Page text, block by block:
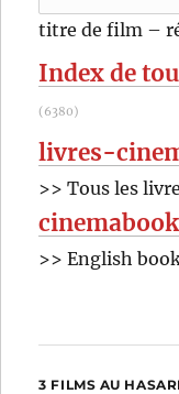
pour
:
titre de film –
Index de
(6380)
livres-
>> Tous les
>> English
3 FILMS AU